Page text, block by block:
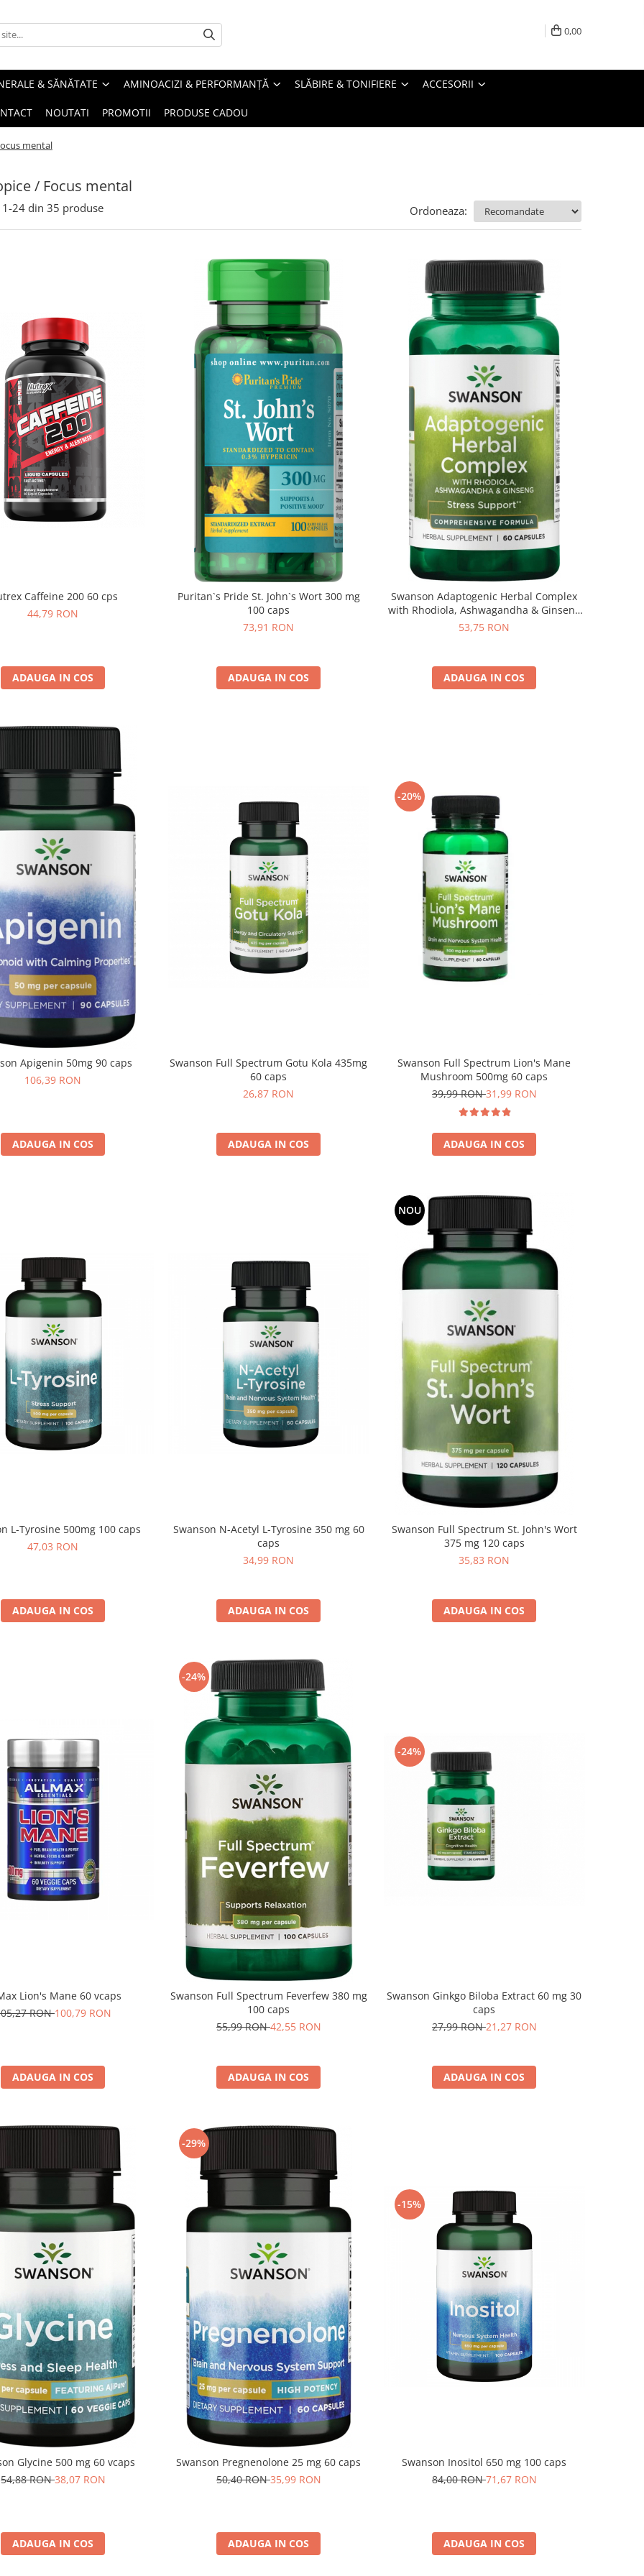
0,00
& SĂNĂTATE AMINOACIZI & PERFORMANȚĂ SLĂBIRE & TONIFIERE ACCESORII
NOUTATI PROMOTII PRODUSE CADOU
mental
/ Focus mental
1-24 din 35 produse Ordoneaza:
Caffeine 200 60 cps
44,79 RON
ADAUGA IN COS
Puritan`s Pride St. John`s Wort 300 mg
100 caps
73,91 RON
ADAUGA IN COS
Swanson Adaptogenic Herbal Complex
with Rhodiola, Ashwagandha & Ginseng
60 caps
53,75 RON
ADAUGA IN COS
Apigenin 50mg 90 caps
106,39 RON
ADAUGA IN COS
Swanson Full Spectrum Gotu Kola 435mg
60 caps
26,87 RON
ADAUGA IN COS
-20%
Swanson Full Spectrum Lion's Mane
Mushroom 500mg 60 caps
39,99 RON31,99 RON
ADAUGA IN COS
L-Tyrosine 500mg 100 caps
47,03 RON
ADAUGA IN COS
Swanson N-Acetyl L-Tyrosine 350 mg 60
caps
34,99 RON
ADAUGA IN COS
NOU
Swanson Full Spectrum St. John's Wort
375 mg 120 caps
35,83 RON
ADAUGA IN COS
Lion's Mane 60 vcaps
RON100,79 RON
ADAUGA IN COS
-24%
Swanson Full Spectrum Feverfew 380 mg
100 caps
55,99 RON42,55 RON
ADAUGA IN COS
-24%
Swanson Ginkgo Biloba Extract 60 mg 30
caps
27,99 RON21,27 RON
ADAUGA IN COS
Glycine 500 mg 60 vcaps
54,88 RON38,07 RON
ADAUGA IN COS
-29%
Swanson Pregnenolone 25 mg 60 caps
50,40 RON35,99 RON
ADAUGA IN COS
-15%
Swanson Inositol 650 mg 100 caps
84,00 RON71,67 RON
ADAUGA IN COS